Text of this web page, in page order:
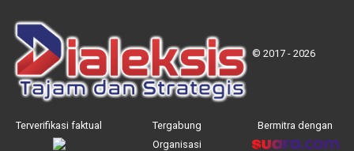
© 2017 - 2026
Terverifikasi faktual
Tergabung
Organisasi
Bermitra dengan